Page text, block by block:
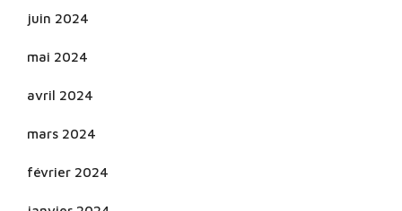
juin 2024
mai 2024
avril 2024
mars 2024
février 2024